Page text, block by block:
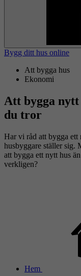
Bygg ditt hus online
Att bygga hus
Ekonomi
Att bygga nytt
du tror
Har vi råd att bygga ett
husbyggare ställer sig.
att bygga ett nytt hus
verkligen?
Hem